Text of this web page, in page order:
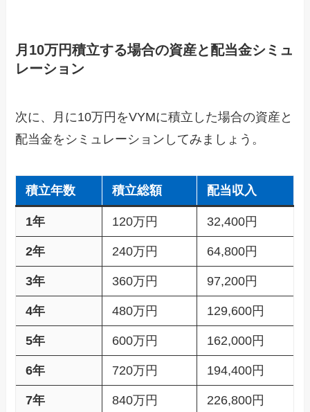
月10万円積立する場合の資産と配当金シミュ
レーション
次に、月に10万円をVYMに積立した場合の資産と
配当金をシミュレーションしてみましょう。
積立年数 積立総額 配当収入
1年 120万円 32,400円
2年 240万円 64,800円
3年 360万円 97,200円
4年 480万円 129,600円
5年 600万円 162,000円
6年 720万円 194,400円
7年 840万円 226,800円